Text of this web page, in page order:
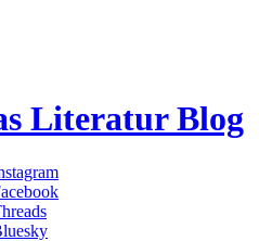
Literatur Blog